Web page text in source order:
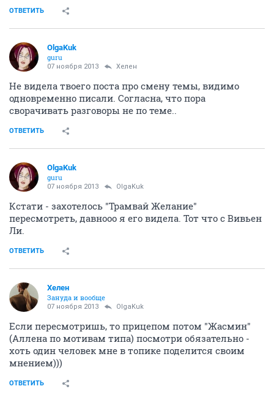
ОТВЕТИТЬ
OlgaKuk
guru
07 ноября 2013 Хелен
Не видела твоего поста про смену темы, видимо
одновременно писали. Согласна, что пора
сворачивать разговоры не по теме..
ОТВЕТИТЬ
OlgaKuk
guru
07 ноября 2013 OlgaKuk
Кстати - захотелось "Трамвай Желание"
пересмотреть, давнооо я его видела. Тот что с Вивьен
Ли.
ОТВЕТИТЬ
Хелен
Зануда и вообще
07 ноября 2013 OlgaKuk
Если пересмотришь, то прицепом потом "Жасмин"
(Аллена по мотивам типа) посмотри обязательно -
хоть один человек мне в топике поделится своим
мнением)))
ОТВЕТИТЬ